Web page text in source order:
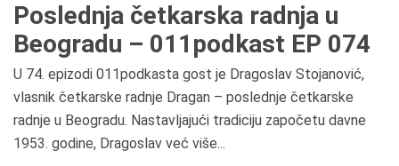
Poslednja četkarska radnja u
Beogradu – 011podkast EP 074
U 74. epizodi 011podkasta gost je Dragoslav Stojanović,
vlasnik četkarske radnje Dragan – poslednje četkarske
radnje u Beogradu. Nastavljajući tradiciju započetu davne
1953. godine, Dragoslav već više...